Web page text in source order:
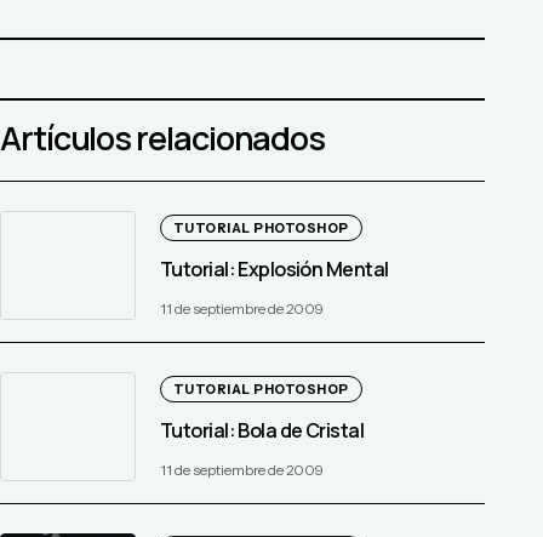
Artículos relacionados
TUTORIAL PHOTOSHOP
Tutorial: Explosión Mental
11 de septiembre de 2009
TUTORIAL PHOTOSHOP
Tutorial: Bola de Cristal
11 de septiembre de 2009